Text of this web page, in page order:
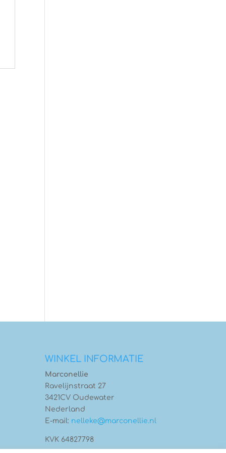
WINKEL INFORMATIE
Marconellie
Ravelijnstraat 27
3421CV Oudewater
Nederland
E-mail: nelleke@marconellie.nl
KVK 64827798